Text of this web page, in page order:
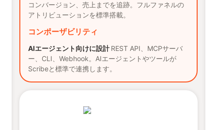
コンバージョン、売上までを追跡。フルファネルの
アトリビューションを標準搭載。
コンポーザビリティ
AIエージェント向けに設計 REST API、MCPサーバ
ー、CLI、Webhook。AIエージェントやツールが
Scribeと標準で連携します。